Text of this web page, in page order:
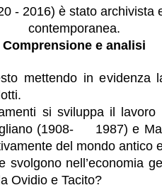
- 2016) è stato archivista
contemporanea.
Comprensione e analisi
mettendo in evidenza
si sviluppa il lavoro
(1908- 1987) e
del mondo antico
svolgono nell’economia
Ovidio e Tacito?